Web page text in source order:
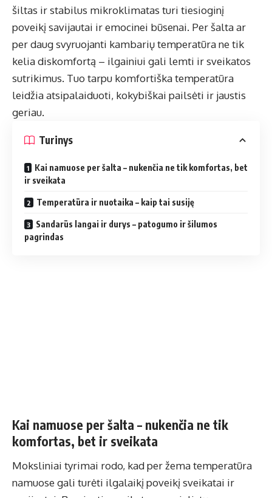
šiltas ir stabilus mikroklimatas turi tiesioginį
poveikį savijautai ir emocinei būsenai. Per šalta ar
per daug svyruojanti kambarių temperatūra ne tik
kelia diskomfortą – ilgainiui gali lemti ir sveikatos
sutrikimus. Tuo tarpu komfortiška temperatūra
leidžia atsipalaiduoti, kokybiškai pailsėti ir jaustis
geriau.
Turinys
Kai namuose per šalta – nukenčia ne tik komfortas, bet
ir sveikata
Temperatūra ir nuotaika – kaip tai susiję
Sandarūs langai ir durys – patogumo ir šilumos
pagrindas
Kai namuose per šalta – nukenčia ne tik
komfortas, bet ir sveikata
Moksliniai tyrimai rodo, kad per žema temperatūra
namuose gali turėti ilgalaikį poveikį sveikatai ir